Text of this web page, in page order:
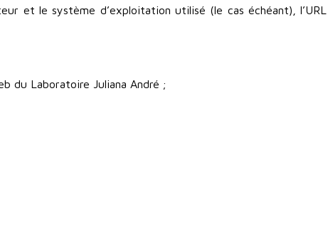
et le système d’exploitation utilisé (le cas échéant),
du Laboratoire Juliana André ;